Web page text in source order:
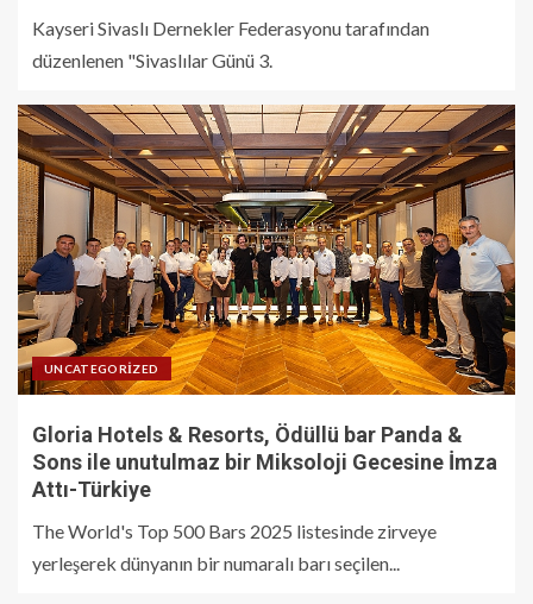
Kayseri Sivaslı Dernekler Federasyonu tarafından
düzenlenen "Sivaslılar Günü 3.
UNCATEGORIZED
Gloria Hotels & Resorts, Ödüllü bar Panda &
Sons ile unutulmaz bir Miksoloji Gecesine İmza
Attı-Türkiye
The World's Top 500 Bars 2025 listesinde zirveye
yerleşerek dünyanın bir numaralı barı seçilen...